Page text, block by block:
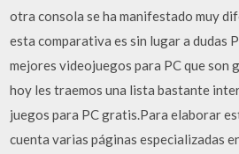
otra consola se ha manifestado muy
esta comparativa es sin lugar a dudas
mejores videojuegos para PC que son
hoy les traemos una lista bastante
juegos para PC gratis.Para elaborar
cuenta varias páginas especializadas